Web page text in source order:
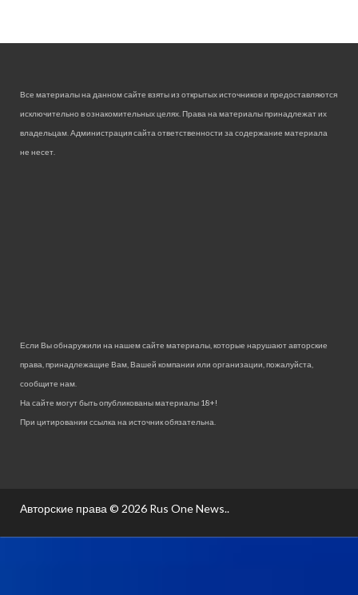
Все материалы на данном сайте взяты из открытых источников и предоставляются
исключительно в ознакомительных целях. Права на материалы принадлежат их
владельцам. Администрация сайта ответственности за содержание материала
не несет.
Если Вы обнаружили на нашем сайте материалы, которые нарушают авторские
права, принадлежащие Вам, Вашей компании или организации, пожалуйста,
сообщите нам.
На сайте могут быть опубликованы материалы 18+!
При цитировании ссылка на источник обязательна.
Авторские права © 2026 Rus One News..